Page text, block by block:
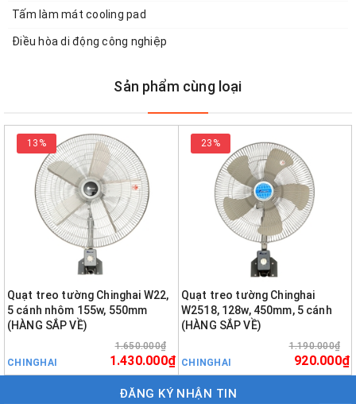
Tấm làm mát cooling pad
Điều hòa di động công nghiệp
Sản phẩm cùng loại
13%
Quạt treo tường Chinghai W22,
5 cánh nhôm 155w, 550mm
(HÀNG SẮP VỀ)
CHINGHAI
1.650.000₫
1.430.000₫
23%
Quạt treo tường Chinghai
W2518, 128w, 450mm, 5 cánh
(HÀNG SẮP VỀ)
CHINGHAI
1.190.000₫
920.000₫
ĐĂNG KÝ NHẬN TIN